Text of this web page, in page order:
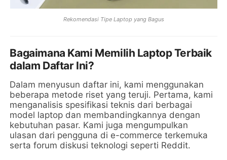
Rekomendasi Tipe Laptop yang Bagus
Bagaimana Kami Memilih Laptop Terbaik
dalam Daftar Ini?
Dalam menyusun daftar ini, kami menggunakan
beberapa metode riset yang teruji. Pertama, kami
menganalisis spesifikasi teknis dari berbagai
model laptop dan membandingkannya dengan
kebutuhan pasar. Kami juga mengumpulkan
ulasan dari pengguna di e-commerce terkemuka
serta forum diskusi teknologi seperti Reddit.